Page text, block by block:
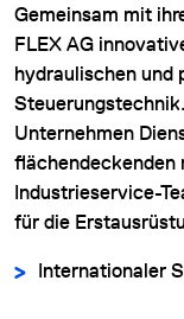
Gemeinsam mit
FLEX AG
hydraulischen und
Unternehmen
flächendeckenden
Industrieservice-
für die
Internationaler